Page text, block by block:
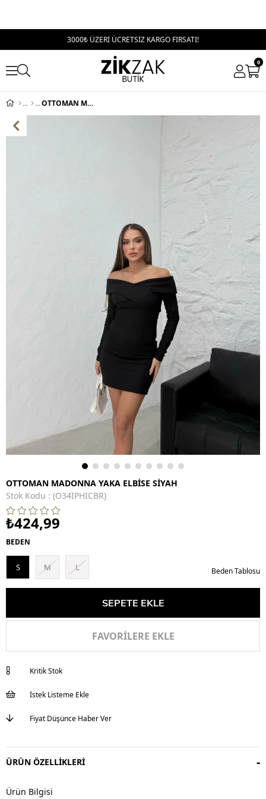
3000₺ ÜZERİ ÜCRETSİZ KARGO FIRSATI!
0
OTTOMAN MADONNA YAKA ELBİSE SİYAH
OTTOMAN MADONNA YAKA ELBİSE SİYAH
Stok Kodu
(O34IPHICBR)
₺424,99
BEDEN
S M L Beden Tablosu
FAVORILERE EKLE
Kritik Stok
İstek Listeme Ekle
Fiyat Düşünce Haber Ver
ÜRÜN ÖZELLIKLERI
Ürün Bilgisi